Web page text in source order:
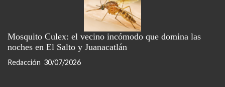
Mosquito Culex: el vecino incómodo que domina las
noches en El Salto y Juanacatlán
Redacción 30/07/2026